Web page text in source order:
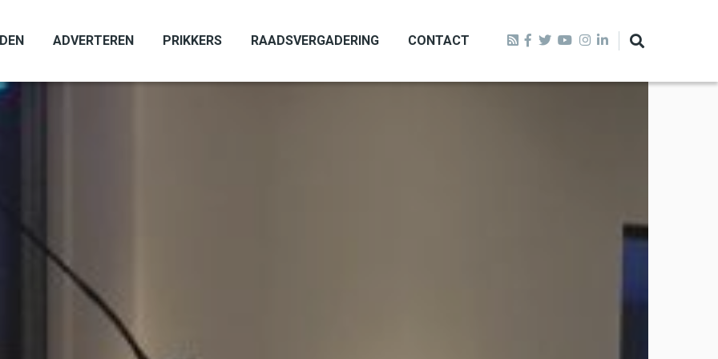
ADVERTEREN PRIKKERS RAADSVERGADERING CONTACT